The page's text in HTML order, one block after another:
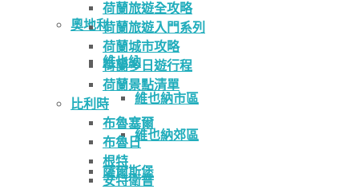
奧地利
維也納
維也納市區
維也納郊區
薩爾斯堡
荷蘭旅遊全攻略
荷蘭旅遊入門系列
荷蘭城市攻略
荷蘭多日遊行程
荷蘭景點清單
比利時
布魯塞爾
布魯日
根特
安特衛普